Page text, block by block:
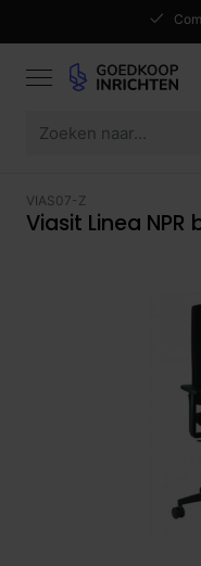
VIAS07-Z
Viasit Linea